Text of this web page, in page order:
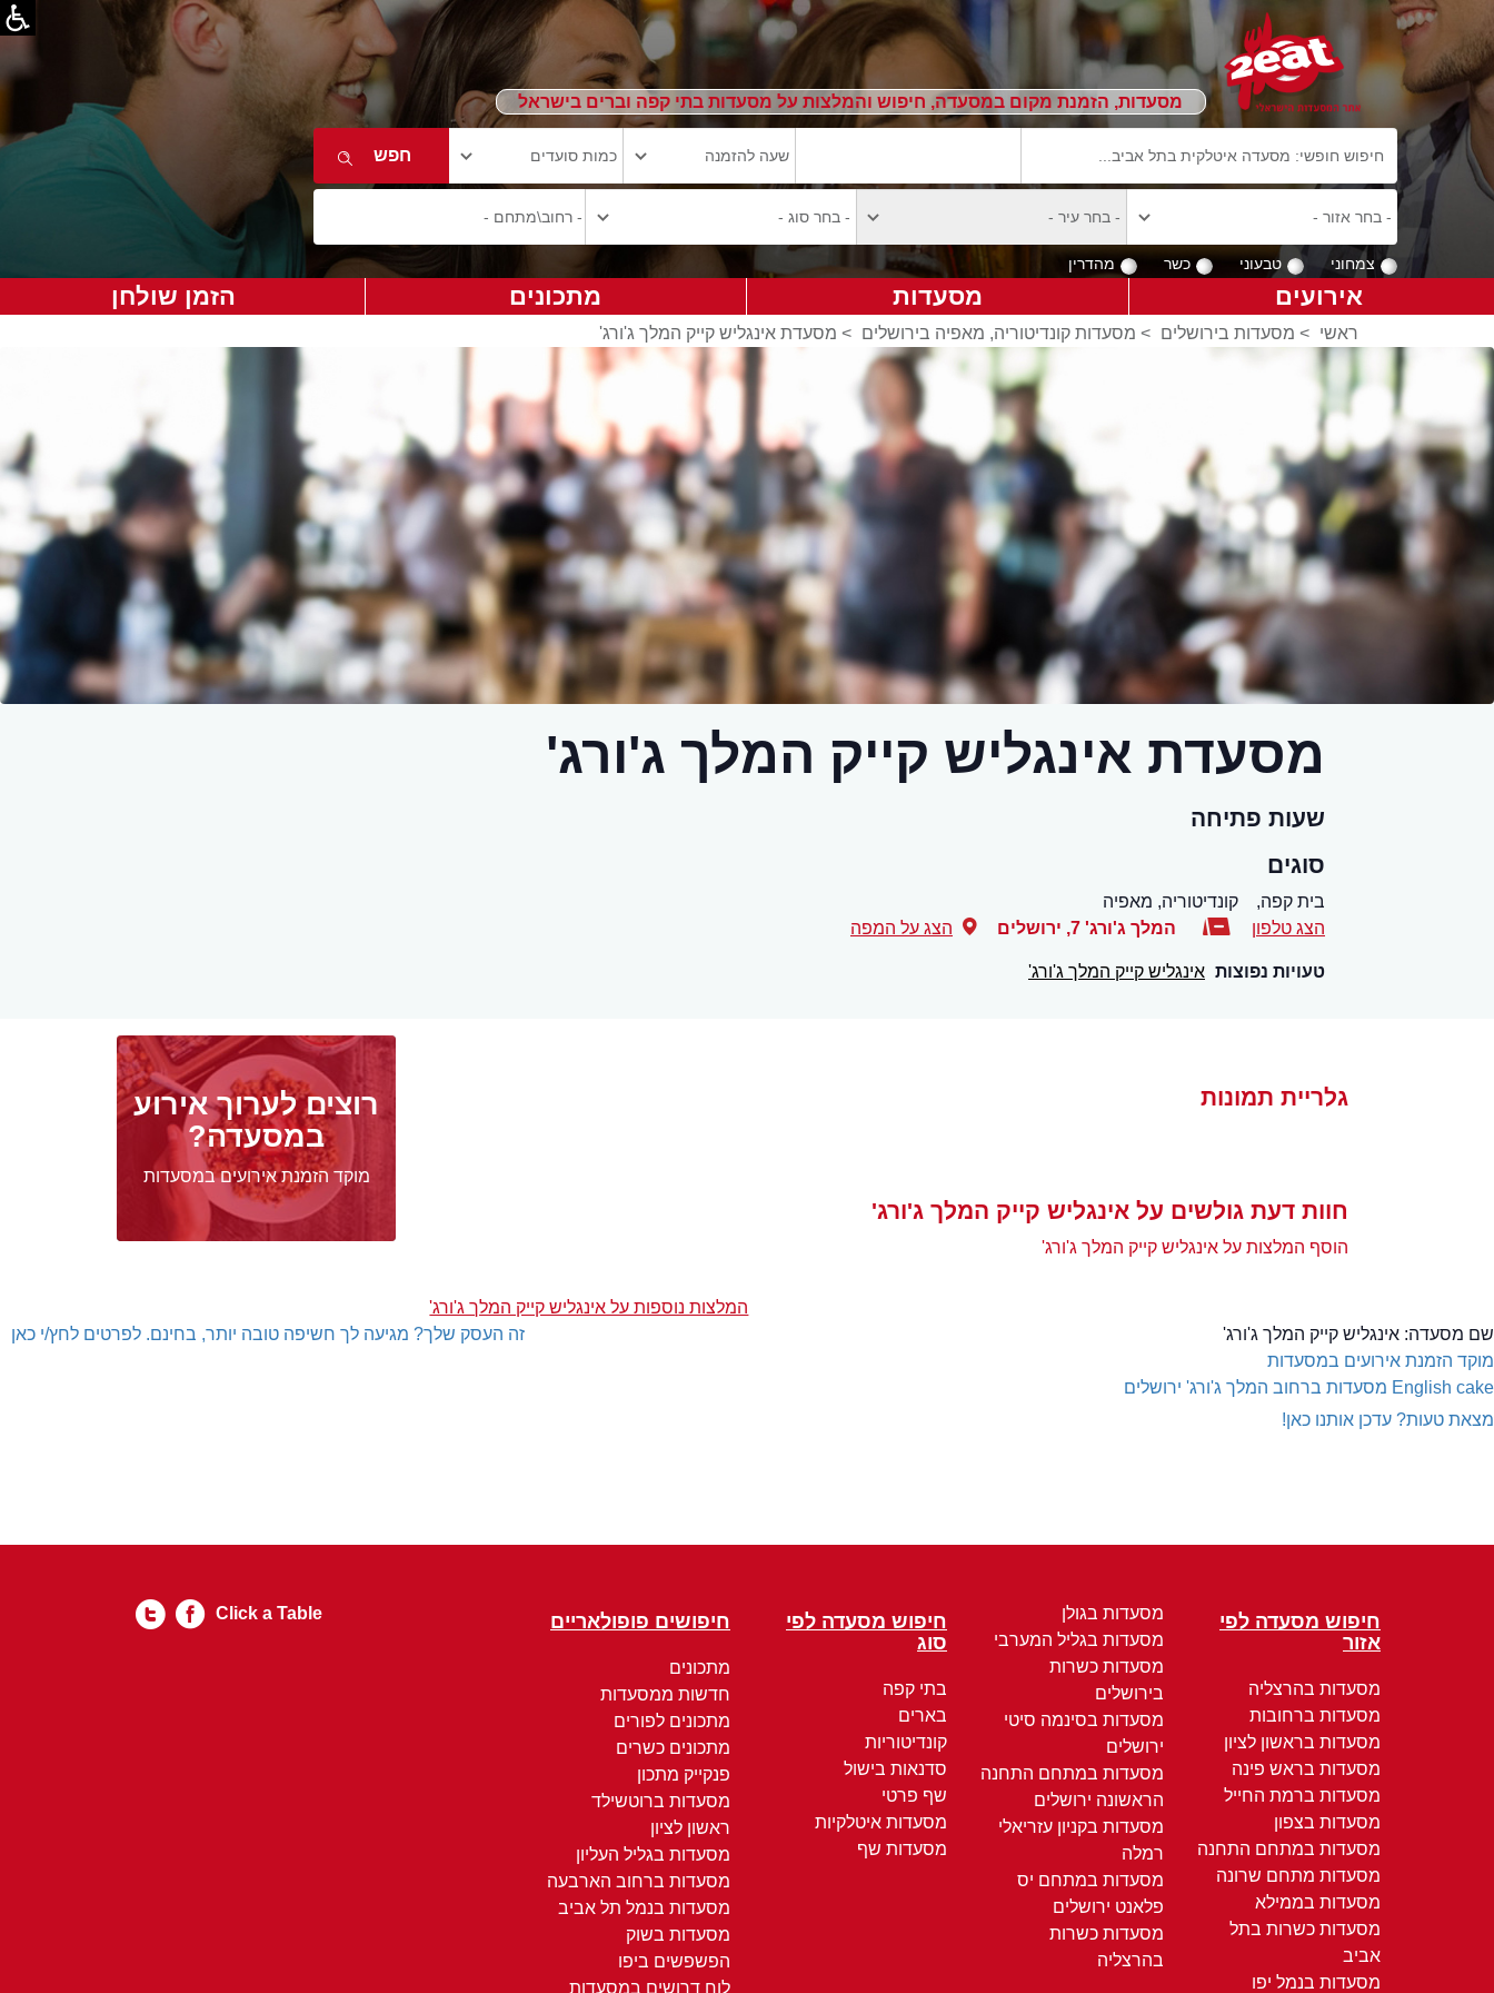
מסעדות, הזמנת מקום במסעדה, חיפוש והמלצות על מסעדות בתי קפה וברים בישראל
צמחוני טבעוני כשר מהדרין
אירועים מסעדות מתכונים הזמן שולחן
ראשי > מסעדות בירושלים > מסעדות קונדיטוריה, מאפיה בירושלים > מסעדת אינגליש קייק המלך ג'ורג'
מסעדת אינגליש קייק המלך ג'ורג'
שעות פתיחה
סוגים
בית קפה,
קונדיטוריה, מאפיה
הצג טלפון
המלך ג'ורג' 7 , ירושלים הצג על המפה
טעויות נפוצות אינגליש קייק המלך ג'ורג'
גלריית תמונות
חוות דעת גולשים על אינגליש קייק המלך ג'ורג'
הוסף המלצות על אינגליש קייק המלך ג'ורג'
המלצות נוספות על אינגליש קייק המלך ג'ורג'
רוצים לערוך אירוע
במסעדה?
מוקד הזמנת אירועים במסעדות
זה העסק שלך? מגיעה לך חשיפה טובה יותר, בחינם. לפרטים לחץ/י כאן שם מסעדה: אינגליש קייק המלך ג'ורג'
מוקד הזמנת אירועים במסעדות
English cake מסעדות ברחוב המלך ג'ורג' ירושלים
מצאת טעות? עדכן אותנו כאן!
חיפוש מסעדה לפי
אזור
מסעדות בהרצליה
מסעדות ברחובות
מסעדות בראשון לציון
מסעדות בראש פינה
מסעדות ברמת החייל
מסעדות בצפון
מסעדות במתחם התחנה
מסעדות מתחם שרונה
מסעדות בממילא
מסעדות כשרות בתל
אביב
מסעדות בנמל יפו
מסעדות בגולן
מסעדות בגליל המערבי
מסעדות כשרות
בירושלים
מסעדות בסינמה סיטי
ירושלים
מסעדות במתחם התחנה
הראשונה ירושלים
מסעדות בקניון עזריאלי
רמלה
מסעדות במתחם יס
פלאנט ירושלים
מסעדות כשרות
בהרצליה
חיפוש מסעדה לפי
סוג
בתי קפה
בארים
קונדיטוריות
סדנאות בישול
שף פרטי
מסעדות איטלקיות
מסעדות שף
חיפושים פופולאריים
מתכונים
חדשות ממסעדות
מתכונים לפורים
מתכונים כשרים
פנקייק מתכון
מסעדות ברוטשילד
ראשון לציון
מסעדות בגליל העליון
מסעדות ברחוב הארבעה
מסעדות בנמל תל אביב
מסעדות בשוק
הפשפשים ביפו
לוח דרושים במסעדות
Click a Table